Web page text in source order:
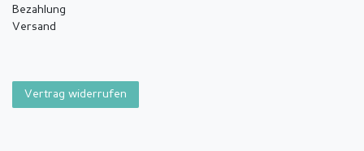
Bezahlung
Versand
Vertrag widerrufen